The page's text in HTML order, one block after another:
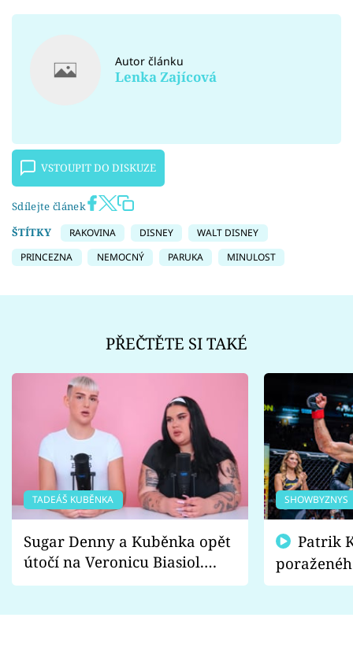
Autor článku
Lenka Zajícová
VSTOUPIT DO DISKUZE
Sdílejte článek
ŠTÍTKY
RAKOVINA DISNEY
WALT DISNEY
PRINCEZNA
NEMOCNÝ PARUKA MINULOST
PŘEČTĚTE SI TAKÉ
TADEÁŠ KUBĚNKA
Sugar Denny a Kuběnka opět
útočí na Veronicu Biasiol.
Proč je podle nich falešná a
SHOWBYZNYS
fanoušci